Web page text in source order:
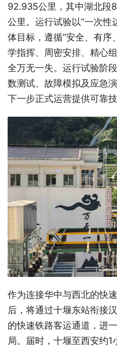
92.935公里，其中湖北段
公里。运行试验以“一次性
体目标，遵循“安全、有序
学指挥、周密安排、精心
全万无一失。运行试验阶
数测试、故障模拟及应急
下一步正式运营提供可靠技
作为连接华中与西北的快
后，将通过十堰东站衔接
的快速铁路客运通道，进
局。届时，十堰至西安约